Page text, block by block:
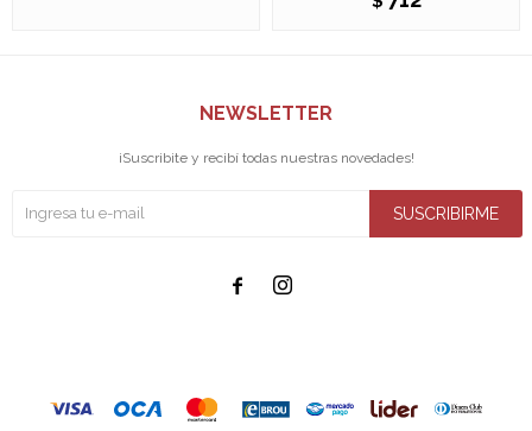
NEWSLETTER
¡Suscribite y recibí todas nuestras novedades!
SUSCRIBIRME
 